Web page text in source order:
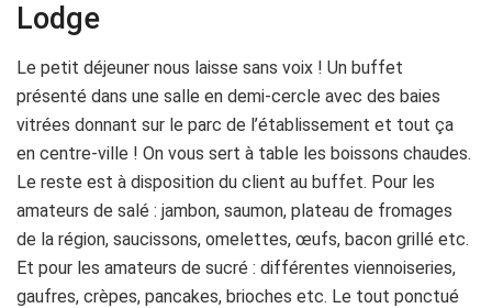
Lodge
Le petit déjeuner nous laisse sans voix ! Un buffet
présenté dans une salle en demi-cercle avec des baies
vitrées donnant sur le parc de l’établissement et tout ça
en centre-ville ! On vous sert à table les boissons chaudes.
Le reste est à disposition du client au buffet. Pour les
amateurs de salé : jambon, saumon, plateau de fromages
de la région, saucissons, omelettes, œufs, bacon grillé etc.
Et pour les amateurs de sucré : différentes viennoiseries,
gaufres, crèpes, pancakes, brioches etc. Le tout ponctué